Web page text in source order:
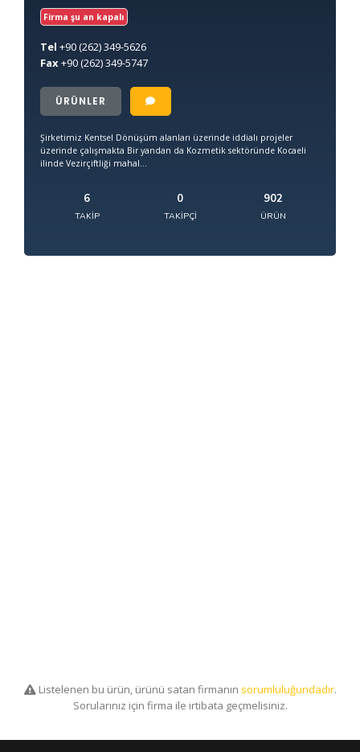
Firma şu an kapalı
Tel +90(262) 349-5626
Fax+90(262) 349-5747
ÜRÜNLER
Şirketimiz Kentsel Dönüşüm alanları üzerinde iddialı projeler
üzerinde çalışmakta Bir yandan da Kozmetik sektöründe Kocaeli
ilinde Vezirçiftliği mahal...
6
TAKIP
0
TAKIPÇI
902
ÜRÜN
Listelenen bu ürün, ürünü satan firmanın sorumluluğundadır.
Sorularınız için firma ile irtibata geçmelisiniz.